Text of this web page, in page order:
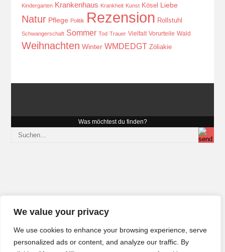
We value your privacy
We use cookies to enhance your browsing experience, serve
personalized ads or content, and analyze our traffic. By
Kindergarten Krankenhaus Krankheit Kunst Kösel Liebe
Natur Pflege Politik Rezension Rollstuhl
Schwangerschaft Sommer Tod Trauer Vielfalt Vorurteile Wald
Weihnachten Winter WMDEDGT Zöliakie
Was möchtest du finden?